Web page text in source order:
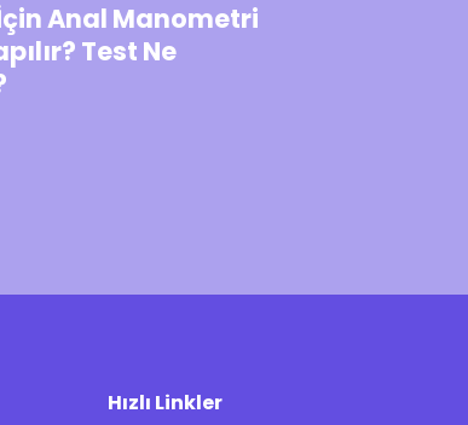
İçin Anal Manometri
Test Ne
Hızlı Linkler